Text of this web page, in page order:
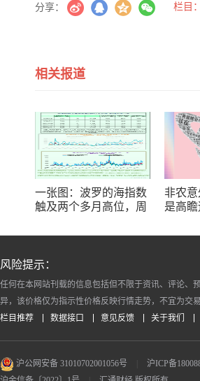
分享： 栏目：
相关报道
一张图：波罗的海指数
触及两个多月高位，周
非农
是高
风险提示：
任何在本网站刊载的信息包括但不限于资讯、评论、
异，该价格仅为指示性价格反映行情走势，不宜为交
栏目推荐
数据接口 意见反馈 关于我们
沪公网安备 31010702001056号 沪ICP备